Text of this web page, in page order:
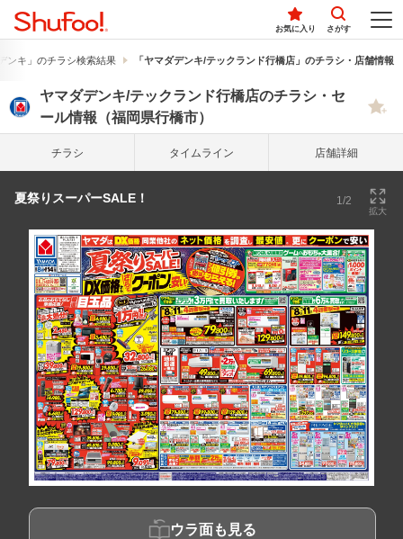
お気に入り さがす
ンキ」のチラシ検索結果 「ヤマダデンキ/テックランド行橋店」のチラシ・店舗情報
ヤマダデンキ/テックランド行橋店のチラシ・セ
ール情報（福岡県行橋市）
チラシ タイム ライン 店舗詳細
夏祭りスーパーSALE！ 1/2
拡大
ウラ面も見る